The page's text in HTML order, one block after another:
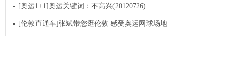
[奥运1+1]奥运关键词：不高兴(20120726)
[伦敦直通车]张斌带您逛伦敦 感受奥运网球场地